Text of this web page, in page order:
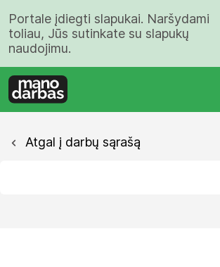
Portale įdiegti slapukai. Naršydami
toliau, Jūs sutinkate su slapukų
naudojimu.
Atgal į darbų sąrašą